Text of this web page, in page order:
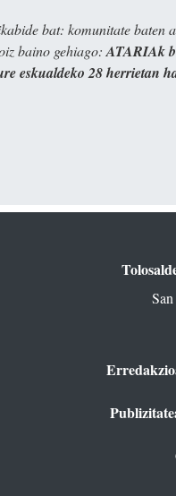
bat: komunitate baten
baino gehiago: ATARIAk
eskualdeko 28 herrietan